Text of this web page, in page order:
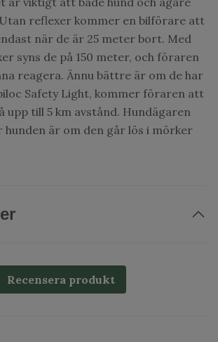
reflexer kommer en bilförare att
när de är 25 meter bort. Med
syns de på 150 meter, och föraren
reagera. Ännu bättre är om de har
Safety Light, kommer föraren att
upp till 5 km avstånd. Hundägaren
hunden är om den går lös i mörker
Recensera produkt